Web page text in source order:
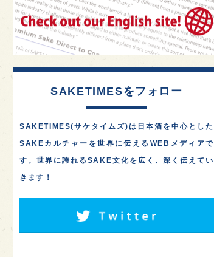
SAKETIMESをフォロー
SAKETIMES(サケタイムズ)は日本酒を中心とした
SAKEカルチャーを世界に伝えるWEBメディアで
す。世界に誇れるSAKE文化を広く、深く伝えてい
きます！